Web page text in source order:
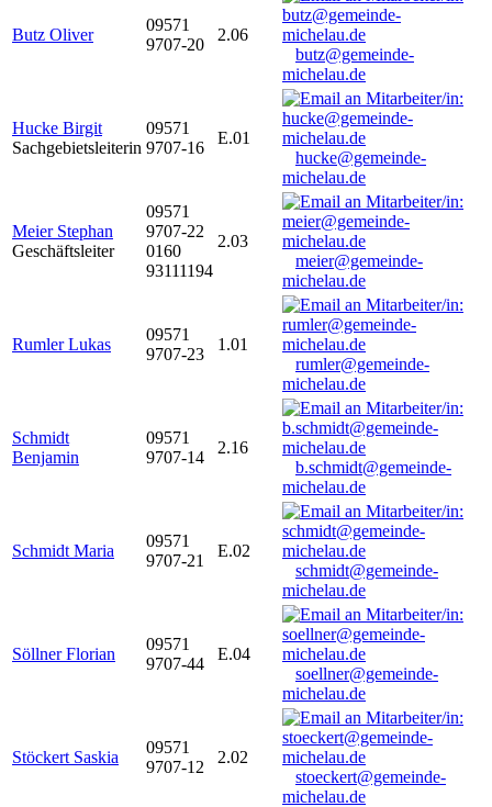
Butz Oliver
09571
9707-20
2.06
butz@gemeinde-
michelau.de
Hucke Birgit
Sachgebietsleiterin
09571
9707-16
E.01
hucke@gemeinde-
michelau.de
Meier Stephan
Geschäftsleiter
09571
9707-22
0160
93111194
2.03
meier@gemeinde-
michelau.de
Rumler Lukas
09571
9707-23
1.01
rumler@gemeinde-
michelau.de
Schmidt
Benjamin
09571
9707-14
2.16
b.schmidt@gemeinde-
michelau.de
Schmidt Maria
09571
9707-21
E.02
schmidt@gemeinde-
michelau.de
Söllner Florian
09571
9707-44
E.04
soellner@gemeinde-
michelau.de
Stöckert Saskia
09571
9707-12
2.02
stoeckert@gemeinde-
michelau.de